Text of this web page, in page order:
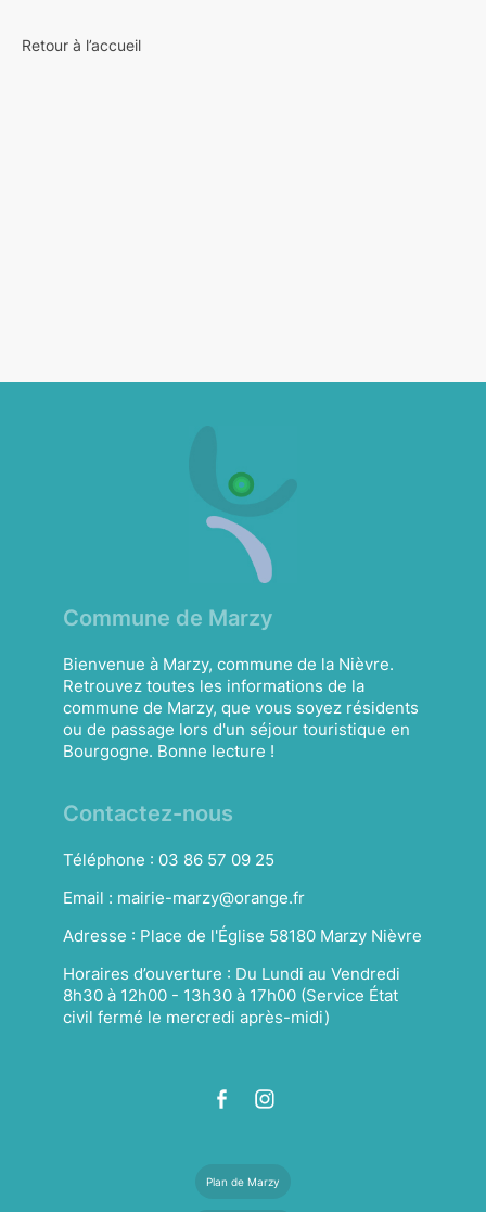
Retour à l’accueil
Commune de Marzy
Bienvenue à Marzy, commune de la Nièvre.
Retrouvez toutes les informations de la
commune de Marzy, que vous soyez résidents
ou de passage lors d'un séjour touristique en
Bourgogne. Bonne lecture !
Contactez-nous
Téléphone : 03 86 57 09 25
Email : mairie-marzy@orange.fr
Adresse : Place de l'Église 58180 Marzy Nièvre
Horaires d’ouverture : Du Lundi au Vendredi
8h30 à 12h00 - 13h30 à 17h00 (Service État
civil fermé le mercredi après-midi)
Plan de Marzy